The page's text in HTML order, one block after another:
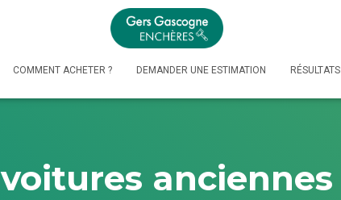
COMMENT ACHETER ? DEMANDER UNE ESTIMATION RÉSULTATS
voitures anciennes